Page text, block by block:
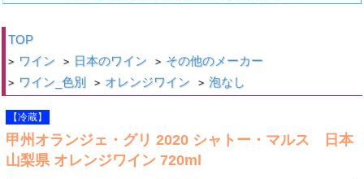
TOP
> ワイン > 日本のワイン > その他のメーカー
> ワイン_色別 > オレンジワイン > 泡なし
【冷蔵】
甲州オランジェ・グリ 2020 シャトー・マルス 日本
山梨県 オレンジワイン 720ml